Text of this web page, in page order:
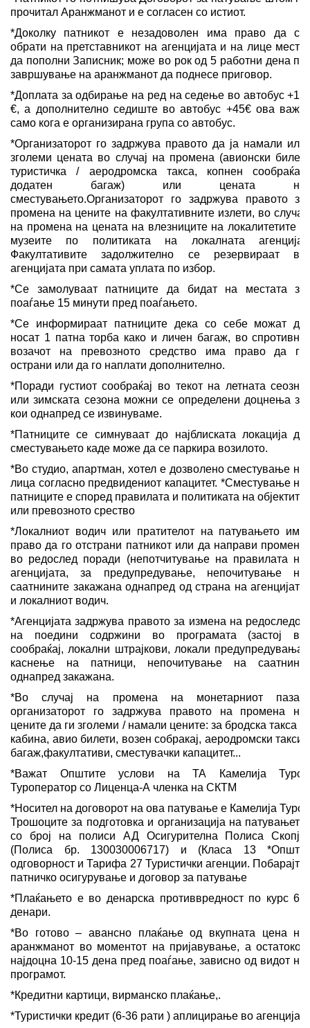
прочитал Аранжманот и е согласен со истиот.
*Доколку патникот е незадоволен има право да се
обрати на претставникот на агенцијата и на лице место
да пополни Записник; може во рок од 5 работни дена по
завршување на аранжманот да поднесе приговор.
*Доплата за одбирање на ред на седење во автобус +10
€, а дополнително седиште во автобус +45€ ова важи
само кога е организирана група со автобус.
*Организаторот го задржува правото да ја намали или
зголеми цената во случај на промена (авионски билет,
туристичка / аеродромска такса, копнен сообраќај,
додатен багаж) или цената на
сместувањето.Организаторот го задржува правото за
промена на цените на факултативните излети, во случај
на промена на цената на влезниците на локалитетите и
музеите по политиката на локалната агенција.
Факултативите задолжително се резервираaт во
агенцијата при самата уплата по избор.
*Се замолуваат патниците да бидат на местата за
поаѓање 15 минути пред поаѓањето.
*Се информираат патниците дека со себе можат да
носат 1 патна торба како и личен багаж, во спротивно
возачот на превозното средство има право да го
острани или да го наплати дополнително.
*Поради густиот сообраќај во текот на летната сеозна
или зимската сезона можни се определени доцнења за
кои однапред се извинуваме.
*Патниците се симнуваат до најблиската локација до
сместувањето каде може да се паркира возилото.
*Во студио, апартман, хотел е дозволено сместување на
лица согласно предвидениот капацитет. *Сместување на
патниците е според правилата и политиката на објектите
или превозното срество
*Локалниот водич или пратителот на патувањето има
право да го отстрани патникот или да направи промена
во редослед поради (непотчитување на правилата на
агенцијата, за предупредување, непочитување на
саатнините закажана однапред од страна на агенцијата
и локалниот водич.
*Агенцијата задржува правото за измена на редоследот
на поедини содржини во програмата (застој во
сообраќај, локални штрајкови, локали предупредувања,
каснење на патници, непочитување на саатнина
однапред закажана.
*Во случај на промена на монетарниот пазар
организаторот го задржува правото на промена на
цените да ги зголеми / намали цените: за бродска такса и
кабина, авио билети, возен собракај, аеродромски такси,
багаж,факултативи, сместувачки капацитет...
*Важат Општите услови на ТА Камелија Турс-
Туроператор со Лиценца-А членка на СКТМ
*Носител на договорот на ова патување е Камелија Турс:
Трошоците за подготовка и организација на патувањето
со број на полиси АД Осигурителна Полиса Скопје
(Полиса бр. 130030006717) и (Класа 13 *Општа
одговорност и Тарифа 27 Туристички агенции. Побарајте
патничко осигурување и договор за патување
*Плаќањето е во денарска противвредност по курс 62
денари.
*Во готово – авансно плаќање од вкупната цена на
аранжманот во моментот на пријавување, а остатокот
најдоцна 10-15 дена пред поаѓање, зависно од видот на
програмот.
*Кредитни картици, вирманско плаќање,.
*Туристички кредит (6-36 рати ) аплицирање во агенција